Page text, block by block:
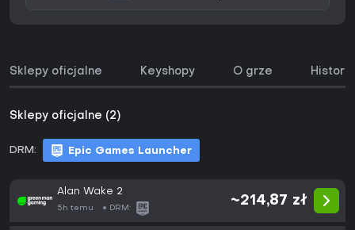
Sklepy oficjalne Keyshopy O grze
Sklepy oficjalne (2)
DRM: Epic Games Launcher
Alan Wake 2
5h temu DRM:
~214,87 zł